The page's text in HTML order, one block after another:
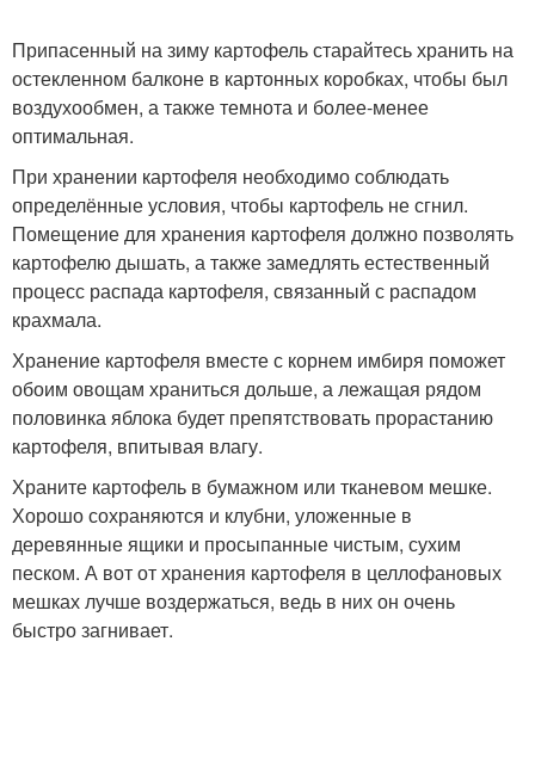
Припасенный на зиму картофель старайтесь хранить на
остекленном балконе в картонных коробках, чтобы был
воздухообмен, а также темнота и более-менее
оптимальная.
При хранении картофеля необходимо соблюдать
определённые условия, чтобы картофель не сгнил.
Помещение для хранения картофеля должно позволять
картофелю дышать, а также замедлять естественный
процесс распада картофеля, связанный с распадом
крахмала.
Хранение картофеля вместе с корнем имбиря поможет
обоим овощам храниться дольше, а лежащая рядом
половинка яблока будет препятствовать прорастанию
картофеля, впитывая влагу.
Храните картофель в бумажном или тканевом мешке.
Хорошо сохраняются и клубни, уложенные в
деревянные ящики и просыпанные чистым, сухим
песком. А вот от хранения картофеля в целлофановых
мешках лучше воздержаться, ведь в них он очень
быстро загнивает.